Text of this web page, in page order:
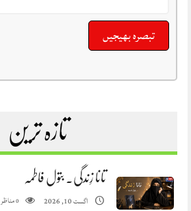
تازہ ترین
تانا زِندگی. بتول فاطمہ
اگست 10, 2026 0مناظر